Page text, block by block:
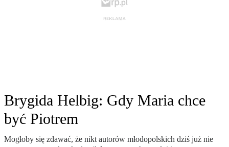
Brygida Helbig: Gdy Maria chce
być Piotrem
Mogłoby się zdawać, że nikt autorów młodopolskich dziś już nie